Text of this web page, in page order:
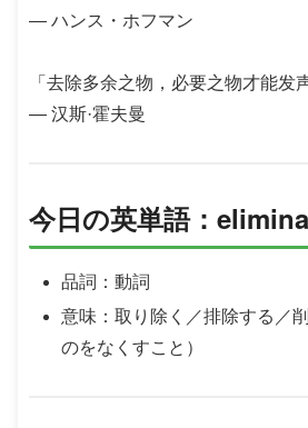
— ハンス・ホフマン
「去除多余之物，必要之物才能发
— 汉斯·霍夫曼
今日の英単語：
品詞：動詞
意味：取り除く／排除する／
のをなくすこと）